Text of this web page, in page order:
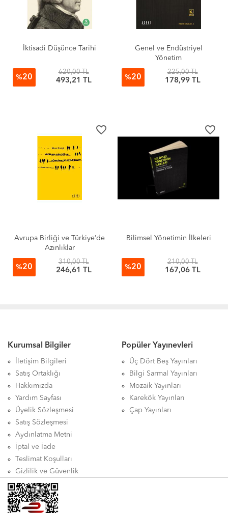
İktisadi Düşünce Tarihi
%20
620,00 TL
493,21 TL
Genel ve Endüstriyel
Yönetim
%20
225,00 TL
178,99 TL
favorite_border
Avrupa Birliği ve Türkiye’de
Azınlıklar
%20
310,00 TL
246,61 TL
favorite_border
Bilimsel Yönetimin İlkeleri
%20
210,00 TL
167,06 TL
Kurumsal Bilgiler
İletişim Bilgileri
Satış Ortaklığı
Hakkımızda
Yardım Sayfası
Üyelik Sözleşmesi
Satış Sözleşmesi
Aydınlatma Metni
İptal ve İade
Teslimat Koşulları
Gizlilik ve Güvenlik
Popüler Yayınevleri
Üç Dört Beş Yayınları
Bilgi Sarmal Yayınları
Mozaik Yayınları
Karekök Yayınları
Çap Yayınları